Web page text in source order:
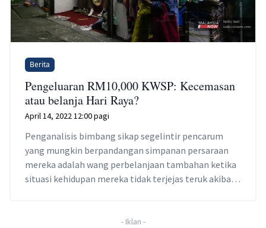
Berita
Pengeluaran RM10,000 KWSP: Kecemasan
atau belanja Hari Raya?
April 14, 2022 12:00 pagi
Penganalisis bimbang sikap segelintir pencarum
yang mungkin berpandangan simpanan persaraan
mereka adalah wang perbelanjaan tambahan ketika
situasi kehidupan mereka tidak terjejas teruk akibat
- Iklan -